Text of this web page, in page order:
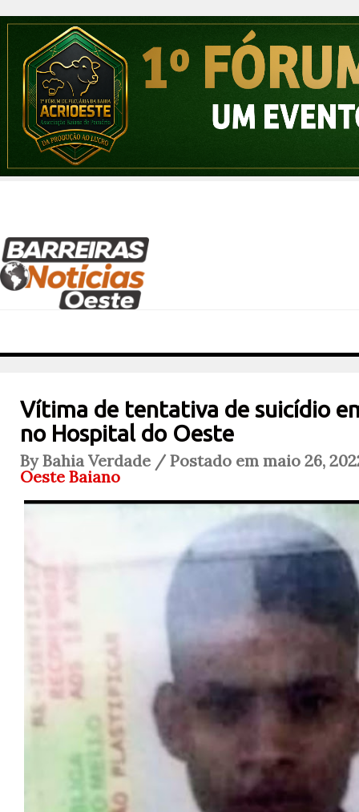
Vítima de tentativa de suicídio
no Hospital do Oeste
By Bahia Verdade / Postado em maio 26,
Oeste Baiano